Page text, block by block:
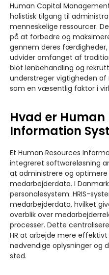
Human Capital
holistisk tilgang til
menneskelige ressourcer.
på at forbedre og
gennem deres færdigheder,
udvider omfanget af
blot lønbehandling og
understreger vigtigheden af
som en væsentlig faktor i
Hvad er Human
Information
Et Human Resources
integreret softwareløsning
at administrere og
medarbejderdata. I
personalesystem. HRIS-
medarbejderdata, hvilket
overblik over
processer. Dette
HR at arbejde mere
nødvendige oplysninger
sted.